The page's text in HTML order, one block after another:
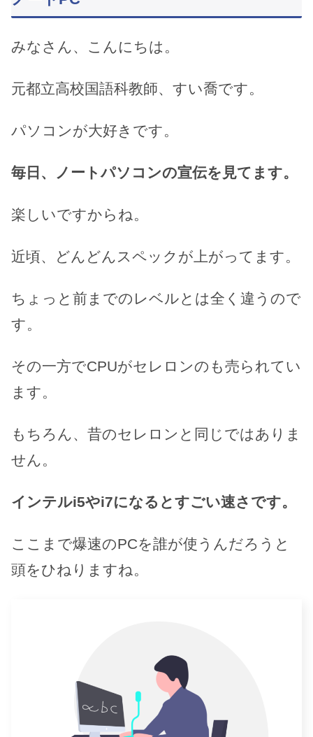
みなさん、こんにちは。
元都立高校国語科教師、すい喬です。
パソコンが大好きです。
毎日、ノートパソコンの宣伝を見てます。
楽しいですからね。
近頃、どんどんスペックが上がってます。
ちょっと前までのレベルとは全く違うので
す。
その一方でCPUがセレロンのも売られてい
ます。
もちろん、昔のセレロンと同じではありま
せん。
インテルi5やi7になるとすごい速さです。
ここまで爆速のPCを誰が使うんだろうと
頭をひねりますね。